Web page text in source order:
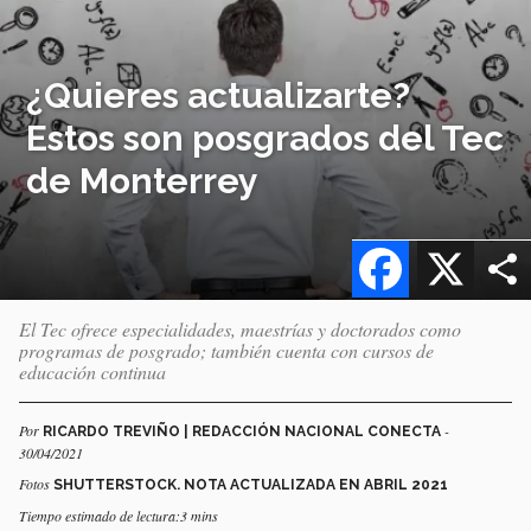
¿Quieres actualizarte?
Estos son posgrados del Tec
de Monterrey
X
Facebook
El Tec ofrece especialidades, maestrías y doctorados como
programas de posgrado; también cuenta con cursos de
educación continua
Por RICARDO TREVIÑO | REDACCIÓN NACIONAL CONECTA -
30/04/2021
Fotos SHUTTERSTOCK. NOTA ACTUALIZADA EN ABRIL 2021
Tiempo estimado de lectura:3 mins